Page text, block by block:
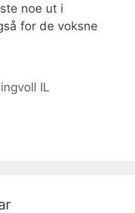
noe ut i
for de voksne
IL